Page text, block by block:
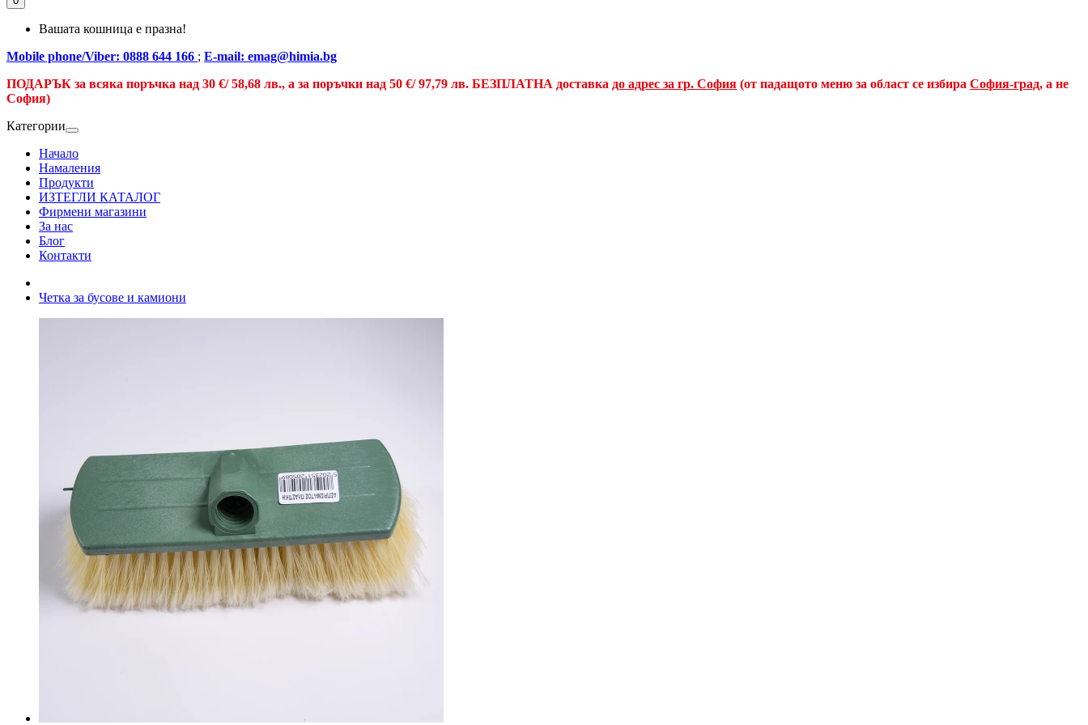
Вашата кошница е празна!
Mobile phone/Viber: 0888 644 166 ; E-mail: emag@himia.bg
ПОДАРЪК за всяка поръчка над 30 €/58,68 лв., а за поръчки над 50 €/ 97,79 лв. БЕЗПЛАТНА доставка до адрес за гр. София (от падащото меню за област се избира София-град, а не
София)
Категории
Начало
Намаления
Продукти
ИЗТЕГЛИ КАТАЛОГ
Фирмени магазини
За нас
Блог
Контакти
Четка за бусове и камиони